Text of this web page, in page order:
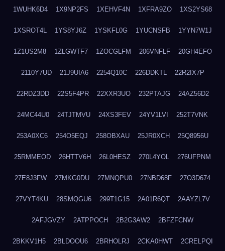
1WUHK6D4 1X9NP2FS 1XEHVF4N 1XFRA9ZO 1XS2YS68
1XSROT4L 1YS8YJ6Z 1YSKFL0G 1YUCNSFB 1YYN7W1J
1Z1US2M8 1ZLGWTF7 1ZOCGLFM 206VNFLF 20GH4EFO
2110Y7UD 21J9UIA6 2254Q10C 226DDKTL 22R2IX7P
22RDZ3DD 22S5F4PR 22XXR3UO 232PTAJG 24AZ56D2
24MC44U0 24TJTMVU 24XS3FEV 24YV1LVI 252T7VNK
253A0XC6 254O5EQJ 258OBXAU 25JR0XCH 25Q8956U
25RMMEOD 26HTTV6H 26L0HESZ 270L4YOL 276UFPNM
27E8J3FW 27MKG0DU 27MNQPU0 27NBD68F 27O3D674
27VYT4KU 28SMQGU6 299T1G15 2A01R6QT 2AAYZL7V
2AFJGVZY 2ATPPOCH 2B2G3AW2 2BFZFCNW
2BKKV1H5 2BLDOOU6 2BRHOLRJ 2CKA0HWT 2CRELPQI